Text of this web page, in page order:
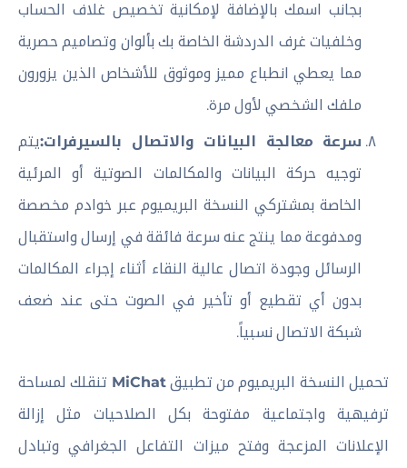
بجانب اسمك بالإضافة لإمكانية تخصيص غلاف الحساب
وخلفيات غرف الدردشة الخاصة بك بألوان وتصاميم حصرية
مما يعطي انطباع مميز وموثوق للأشخاص الذين يزورون
ملفك الشخصي لأول مرة.
سرعة معالجة البيانات والاتصال بالسيرفرات:يتم
توجيه حركة البيانات والمكالمات الصوتية أو المرئية
الخاصة بمشتركي النسخة البريميوم عبر خوادم مخصصة
ومدفوعة مما ينتج عنه سرعة فائقة في إرسال واستقبال
الرسائل وجودة اتصال عالية النقاء أثناء إجراء المكالمات
بدون أي تقطيع أو تأخير في الصوت حتى عند ضعف
شبكة الاتصال نسبياً.
تحميل النسخة البريميوم من تطبيقMiChat تنقلك لمساحة
ترفيهية واجتماعية مفتوحة بكل الصلاحيات مثل إزالة
الإعلانات المزعجة وفتح ميزات التفاعل الجغرافي وتبادل